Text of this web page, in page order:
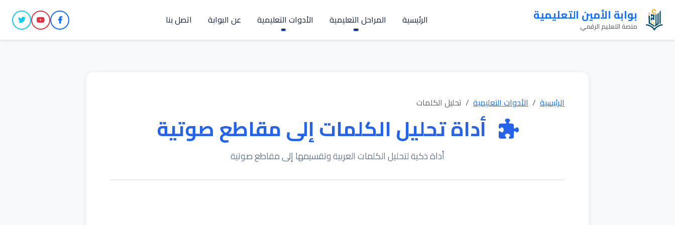
بوابة الأمين التعليمية
منصة التعليم الرقمي الرئيسية المراحل التعليمية الأدوات التعليمية عن البوابة اتصل بنا
الرئيسية الأدوات التعليمية تحليل الكلمات
أداة تحليل الكلمات إلى مقاطع صوتية
أداة ذكية لتحليل الكلمات العربية وتقسيمها إلى مقاطع صوتية